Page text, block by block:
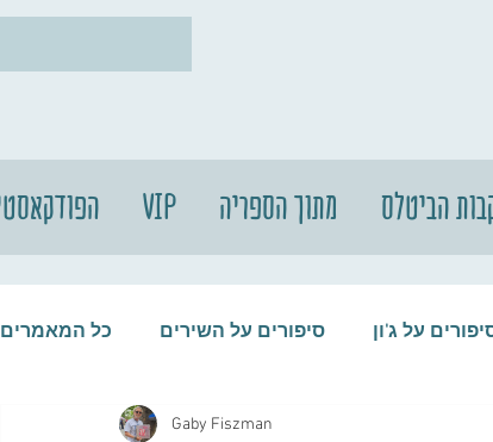
VIP מתוך הספריה הביטלס
כל המאמרים סיפורים על השירים על ג'ון
סיפורים על הביטלס סיפורים על התקליטיםGaby Fiszman